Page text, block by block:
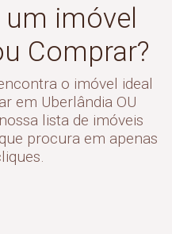
imóvel
Comprar?
o imóvel ideal
em Uberlândia OU
lista de imóveis
procura em apenas